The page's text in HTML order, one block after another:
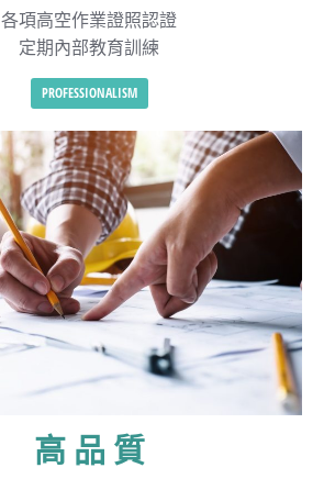
各項高空作業證照認證
定期內部教育訓練
PROFESSIONALISM
高 品 質